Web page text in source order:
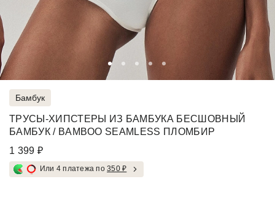
Бамбук
ТРУСЫ-ХИПСТЕРЫ ИЗ БАМБУКА БЕСШОВНЫЙ
БАМБУК / BAMBOO SEAMLESS ПЛОМБИР
1 399 ₽
Или 4 платежа по350 ₽